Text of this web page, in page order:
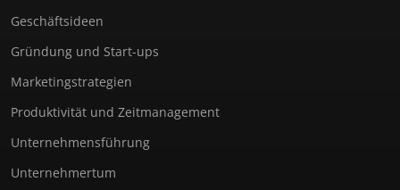
Geschäftsideen
Gründung und Start-ups
Marketingstrategien
Produktivität und Zeitmanagement
Unternehmensführung
Unternehmertum